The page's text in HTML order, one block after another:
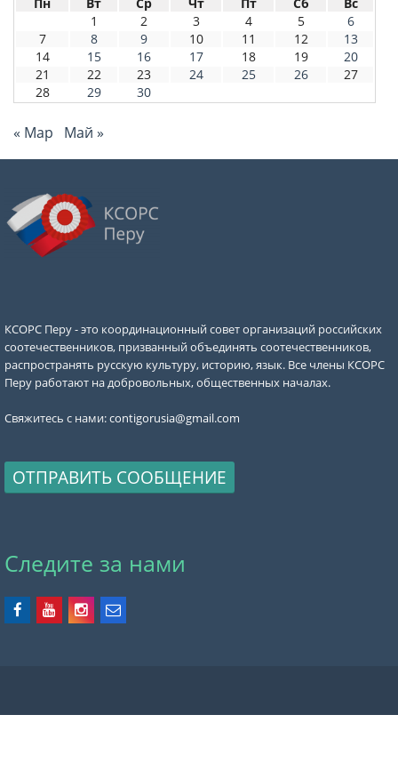
1
2 3 4 5
6
7
8 9 10 11 12
13
14
15 16 17 18 19
20
21
22 23 24 25 26
27
28
29 30
« Мар Май »
КСОРС Перу - это координационный совет организаций российских
соотечественников, призванный объединять соотечественников,
распространять русскую культуру, историю, язык. Все члены КСОРС
Перу работают на добровольных, общественных началах.
Свяжитесь с нами:contigorusia@gmail.com
ОТПРАВИТЬ СООБЩЕНИЕ
Следите за нами